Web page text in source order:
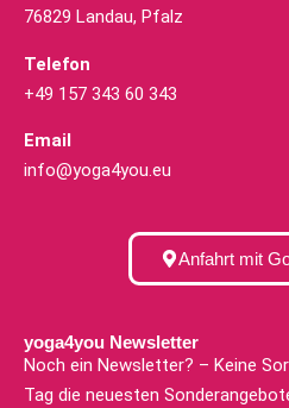
76829 Landau, Pfalz
Telefon
+49 157 343 60 343
Email
info@yoga4you.eu
Anfahrt mit
yoga4you Newsletter
Noch ein Newsletter? – Keine
Tag die neuesten